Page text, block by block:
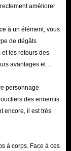
améliorer
à un élément, vous
de dégâts
les retours des
avantages et
personnage
des ennemis
encore, il est très
à corps. Face à ces